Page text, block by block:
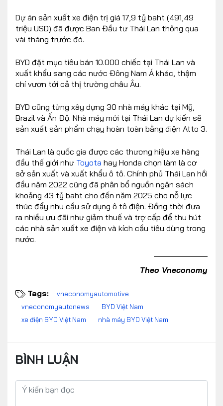
Dự án sản xuất xe điện trị giá 17,9 tỷ baht (491,49
triệu USD) đã được Ban Đầu tư Thái Lan thông qua
vài tháng trước đó.
BYD đặt mục tiêu bán 10.000 chiếc tại Thái Lan và
xuất khẩu sang các nước Đông Nam Á khác, thậm
chí vươn tới cả thị trường châu Âu.
BYD cũng từng xây dựng 30 nhà máy khác tại Mỹ,
Brazil và Ấn Độ. Nhà máy mới tại Thái Lan dự kiến sẽ
sản xuất sản phẩm chạy hoàn toàn bằng điện Atto 3.
Thái Lan là quốc gia được các thương hiệu xe hàng
đầu thế giới như Toyota hay Honda chọn làm là cơ
sở sản xuất và xuất khẩu ô tô. Chính phủ Thái Lan hồi
đầu năm 2022 cũng đã phân bổ nguồn ngân sách
khoảng 43 tỷ baht cho đến năm 2025 cho nỗ lực
thúc đẩy nhu cầu sử dụng ô tô điện. Đồng thời đưa
ra nhiều ưu đãi như giảm thuế và trợ cấp để thu hút
các nhà sản xuất xe điện và kích cầu tiêu dùng trong
nước.
Theo Vneconomy
Tags:
vneconomyautomotive
vneconomyautonews
BYD Việt Nam
xe điện BYD Việt Nam
nhà máy BYD Việt Nam
BÌNH LUẬN